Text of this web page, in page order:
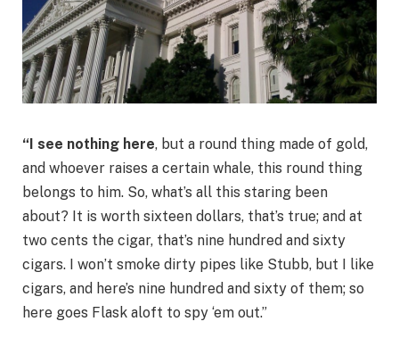
“I see nothing here, but a round thing made of gold,
and whoever raises a certain whale, this round thing
belongs to him. So, what’s all this staring been
about? It is worth sixteen dollars, that’s true; and at
two cents the cigar, that’s nine hundred and sixty
cigars. I won’t smoke dirty pipes like Stubb, but I like
cigars, and here’s nine hundred and sixty of them; so
here goes Flask aloft to spy ‘em out.”